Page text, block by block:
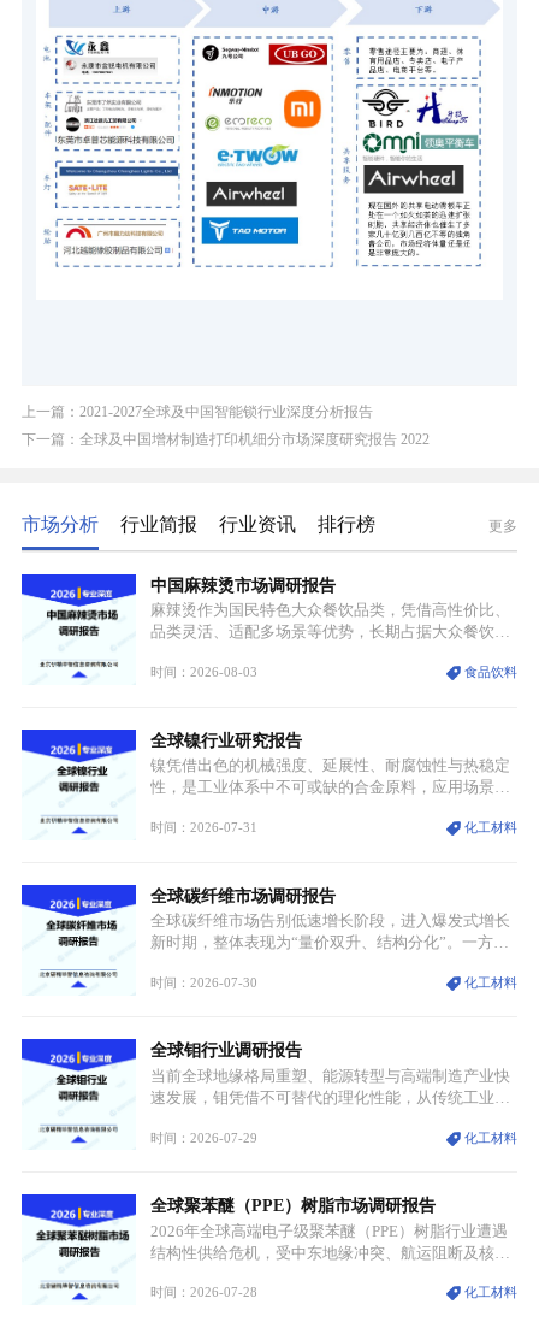
上一篇：2021-2027全球及中国智能锁行业深度分析报告
下一篇：全球及中国增材制造打印机细分市场深度研究报告 2022
市场分析 行业简报 行业资讯 排行榜 更多
中国麻辣烫市场调研报告
麻辣烫作为国民特色大众餐饮品类，凭借高性价比、
品类灵活、适配多场景等优势，长期占据大众餐饮重
型，叠加消费需求升级、线上流量变革、新零售业态
特点，在消费、创业、政策、技术多重驱动下，依旧
具备强劲的发展活力。
时间：2026-08-03 食品饮料
全球镍行业研究报告
镍凭借出色的机械强度、延展性、耐腐蚀性与热稳定
性，是工业体系中不可或缺的合金原料，应用场景横
用价值难以被替代。依托理化优势，镍被全球主要经
型为新能源核心战略矿产，全球产业形成“印尼掌控
资源与产能、中国主导消费与技术、工艺向低碳湿法
迭代、再生镍加速补位”的全新格局。
时间：2026-07-31 化工材料
全球碳纤维市场调研报告
全球碳纤维市场告别低速增长阶段，进入爆发式增长
新时期，整体表现为“量价双升、结构分化”。一方面
持续扩张；另一方面产品、需求、应用场景呈现明显
体规模扩张，高附加值领域与规模化工业应用形成两
大独立增长体系。
时间：2026-07-30 化工材料
全球钼行业调研报告
当前全球地缘格局重塑、能源转型与高端制造产业快
速发展，钼凭借不可替代的理化性能，从传统工业金
需格局重构、价值体系重估的新阶段。钼是典型难熔
贯穿传统工业、高端制造、军工、新能源等多个核心
产业，成为现代工业体系中不可或缺的基础材料。
时间：2026-07-29 化工材料
全球聚苯醚（PPE）树脂市场调研报告
2026年全球高端电子级聚苯醚（PPE）树脂行业遭遇
结构性供给危机，受中东地缘冲突、航运阻断及核心
停产，行业长期维持寡头垄断的供应链格局彻底瓦
时间：2026-07-28 化工材料